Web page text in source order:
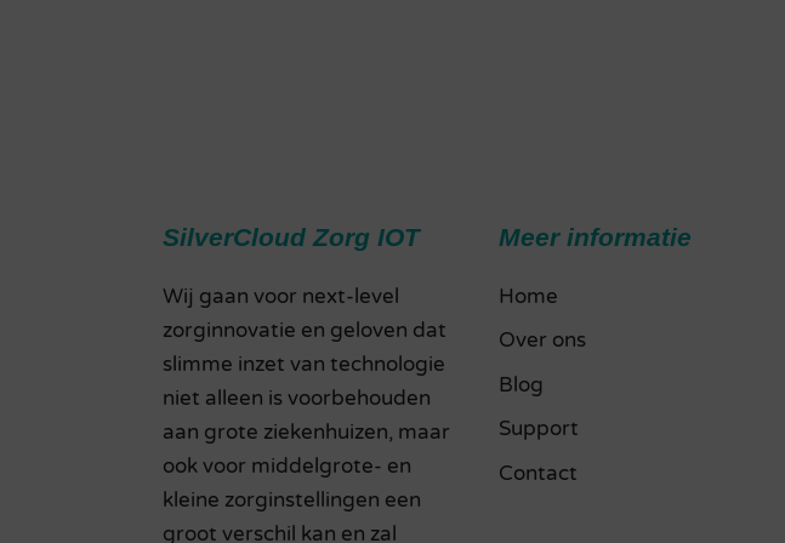
SilverCloud Zorg IOT
Wij gaan voor next-level
zorginnovatie en geloven dat
slimme inzet van technologie
niet alleen is voorbehouden
aan grote ziekenhuizen, maar
ook voor middelgrote- en
kleine zorginstellingen een
groot verschil kan en zal
Meer informatie
Home
Over ons
Blog
Support
Contact